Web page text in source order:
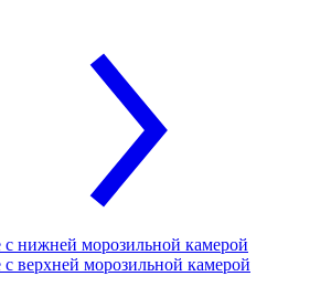
нижней морозильной камерой
верхней морозильной камерой